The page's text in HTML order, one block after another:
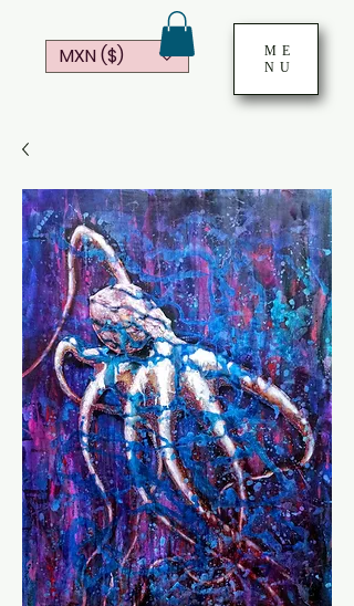
ME
NU
MXN ($)